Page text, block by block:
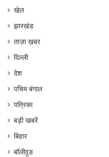
खेल
झारखंड
ताज़ा ख़बर
दिल्ली
देश
पचिम बंगाल
पत्रिका
बड़ी खबरें
बिहार
बॉलीवुड